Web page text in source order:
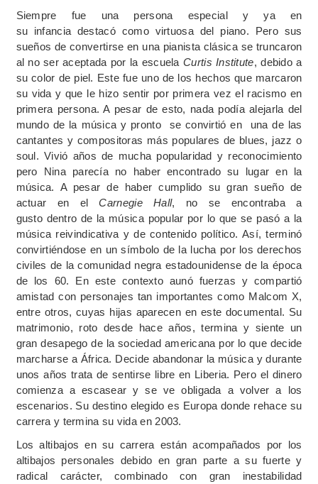
Siempre fue una persona especial y ya en
su infancia destacó como virtuosa del piano. Pero sus
sueños de convertirse en una pianista clásica se truncaron
al no ser aceptada por la escuela Curtis Institute, debido a
su color de piel. Este fue uno de los hechos que marcaron
su vida y que le hizo sentir por primera vez el racismo en
primera persona. A pesar de esto, nada podía alejarla del
mundo de la música y pronto se convirtió en una de las
cantantes y compositoras más populares de blues, jazz o
soul. Vivió años de mucha popularidad y reconocimiento
pero Nina parecía no haber encontrado su lugar en la
música. A pesar de haber cumplido su gran sueño de
actuar en elCarnegie Hall, no se encontraba a
gusto dentro de la música popular por lo que se pasó a la
música reivindicativa y de contenido político. Así, terminó
convirtiéndose en un símbolo de la lucha por los derechos
civiles de la comunidad negra estadounidense de la época
de los 60. En este contexto aunó fuerzas y compartió
amistad con personajes tan importantes como Malcom X,
entre otros, cuyas hijas aparecen en este documental. Su
matrimonio, roto desde hace años, termina y siente un
gran desapego de la sociedad americana por lo que decide
marcharse a África. Decide abandonar la música y durante
unos años trata de sentirse libre en Liberia. Pero el dinero
comienza a escasear y se ve obligada a volver a los
escenarios. Su destino elegido es Europa donde rehace su
carrera y termina su vida en 2003.
Los altibajos en su carrera están acompañados por los
altibajos personales debido en gran parte a su fuerte y
radical carácter, combinado con gran inestabilidad